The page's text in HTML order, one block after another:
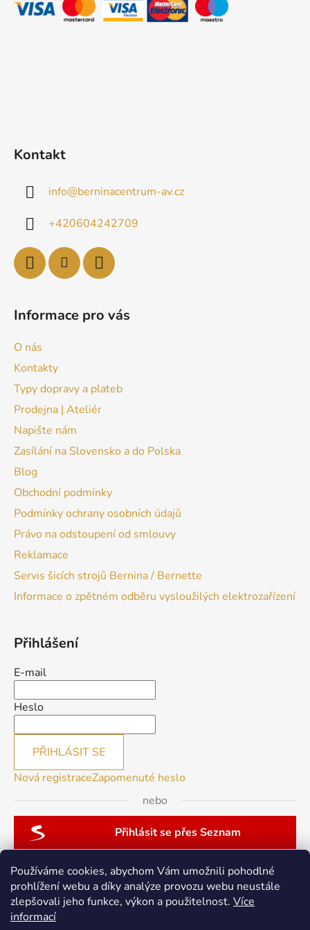
Používáme cookies, abychom Vám umožnili pohodlné
prohlížení webu a díky analýze provozu webu neustále
zlepšovali jeho funkce, výkon a použitelnost. Více
informací
k
y
Kontakt
info@berninacentrum-av.cz
+420604242709
Informace pro vás
O nás
Kontakty
Typy dopravy a plateb
Prodejna | Ateliér
Napište nám
Zasílání na Slovensko a do Polska
Blog
Obchodní podmínky
Podmínky ochrany osobních údajů
Právo na odstoupení od smlouvy
Reklamace
Servis šicích strojů Bernina / Bernette
Informace o zpětném odběru vysloužilých elektrozařízení
Přihlášení
E-mail
Heslo
PŘIHLÁSIT SE
Nová registraceZapomenuté heslo
nebo
Přihlásit se přes Seznam
patchwork-aja.cz